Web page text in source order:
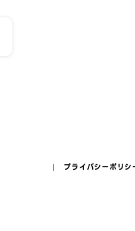
プライバシーポリシ